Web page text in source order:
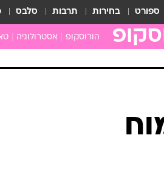
ספורט בחירות תרבות סלבס
הורוסקופ אסטרולוגיה